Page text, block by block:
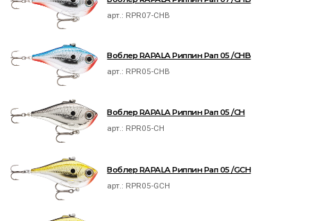
арт.: RPR07-CHB
Воблер RAPALA Риппин Рап 05 /CHB
арт.: RPR05-CHB
Воблер RAPALA Риппин Рап 05 /CH
арт.: RPR05-CH
Воблер RAPALA Риппин Рап 05 /GCH
арт.: RPR05-GCH